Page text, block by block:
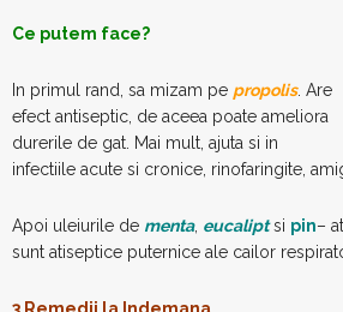
Ce putem face?
In primul rand, sa mizam pe propolis. Are
efect antiseptic, de aceea poate ameliora
durerile de gat. Mai mult, ajuta si in
infectiile acute si cronice, rinofaringite,
Apoi uleiurile de menta, eucaliptsi pin–
sunt atiseptice puternice ale cailor